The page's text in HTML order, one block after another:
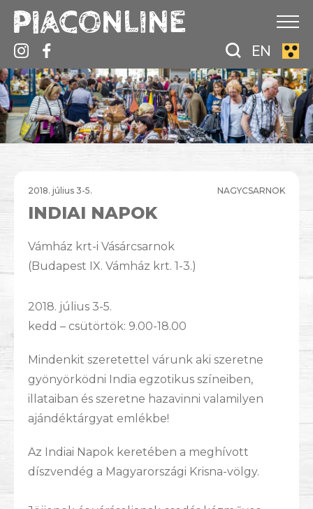
EN
2018. július 3-5. NAGYCSARNOK
INDIAI NAPOK
Vámház krt-i Vásárcsarnok
(Budapest IX. Vámház krt. 1-3.)
2018. július 3-5.
kedd – csütörtök: 9.00-18.00
Mindenkit szeretettel várunk aki szeretne
gyönyörködni India egzotikus színeiben,
illataiban és szeretne hazavinni valamilyen
ajándéktárgyat emlékbe!
Az Indiai Napok keretében a meghívott
díszvendég a Magyarországi Krisna-völgy.